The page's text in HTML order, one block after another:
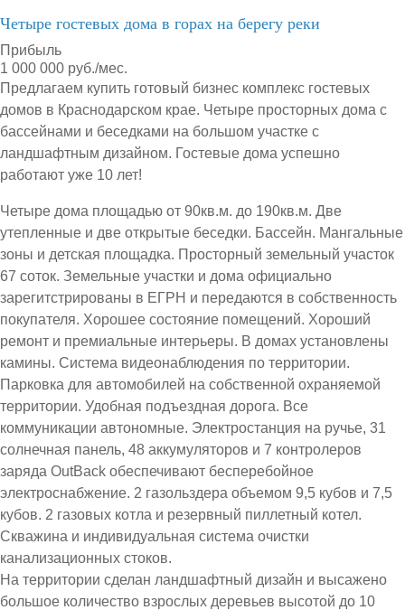
Четыре гостевых дома в горах на берегу реки
Прибыль
1 000 000 руб./мес.
Предлагаем купить готовый бизнес комплекс гостевых
домов в Краснодарском крае. Четыре просторных дома с
бассейнами и беседками на большом участке с
ландшафтным дизайном. Гостевые дома успешно
работают уже 10 лет!
Четыре дома площадью от 90кв.м. до 190кв.м. Две
утепленные и две открытые беседки. Бассейн. Мангальные
зоны и детская площадка. Просторный земельный участок
67 соток. Земельные участки и дома официально
зарегитстрированы в ЕГРН и передаются в собственность
покупателя. Хорошее состояние помещений. Хороший
ремонт и премиальные интерьеры. В домах установлены
камины. Система видеонаблюдения по территории.
Парковка для автомобилей на собственной охраняемой
территории. Удобная подъездная дорога. Все
коммуникации автономные. Электростанция на ручье, 31
солнечная панель, 48 аккумуляторов и 7 контролеров
заряда OutBack обеспечивают бесперебойное
электроснабжение. 2 газольздера объемом 9,5 кубов и 7,5
кубов. 2 газовых котла и резервный пиллетный котел.
Скважина и индивидуальная система очистки
канализационных стоков.
На территории сделан ландшафтный дизайн и высажено
большое количество взрослых деревьев высотой до 10